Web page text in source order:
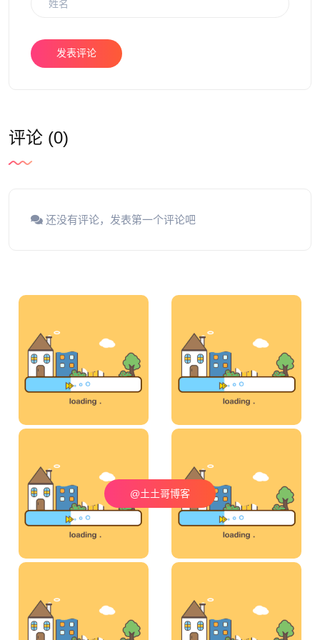
发表评论
评论 (0)
还没有评论，发表第一个评论吧
@土土哥博客